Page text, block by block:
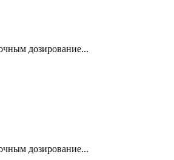
дозирование...
дозирование...